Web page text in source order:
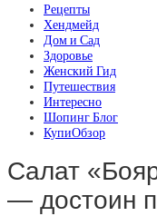
Рецепты
Хендмейд
Дом и Сад
Здоровье
Женский Гид
Путешествия
Интересно
Шопинг Блог
КупиОбзор
Салат
— достоин